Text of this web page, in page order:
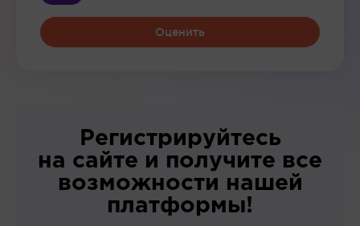
Оценить
Регистрируйтесь
на сайте и получите все
возможности нашей
платформы!